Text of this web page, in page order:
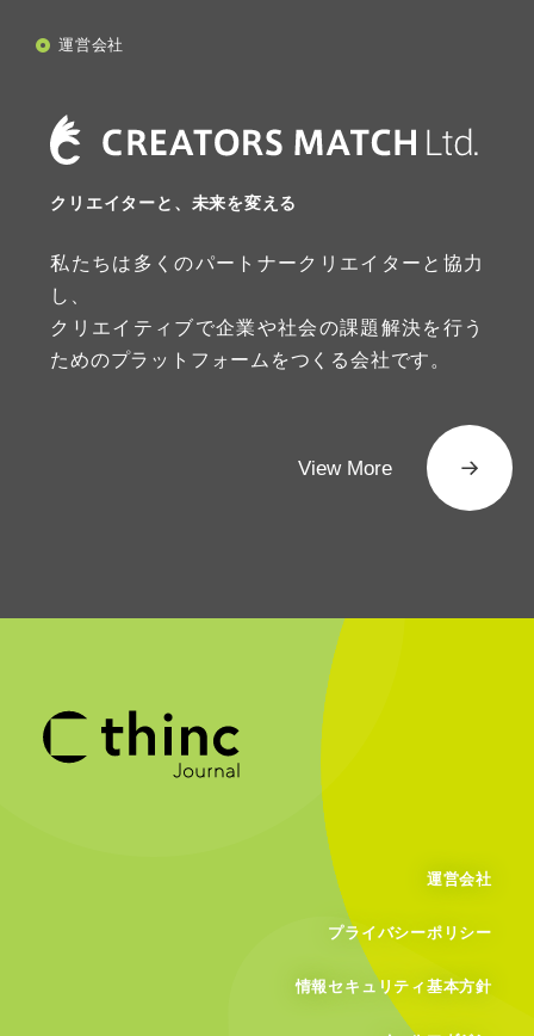
運営会社
クリエイターと、未来を変える
私たちは多くのパートナークリエイターと協力
し、
クリエイティブで企業や社会の課題解決を行う
ためのプラットフォームをつくる会社です。
View More
運営会社
プライバシーポリシー
情報セキュリティ基本方針